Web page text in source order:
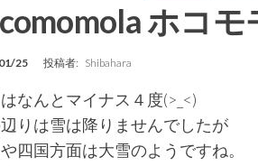
ホコ
25 投稿者: Shibahara
なんとマイナス４度(>_<)
りは雪は降りませんでしたが
四国方面は大雪のようですね。